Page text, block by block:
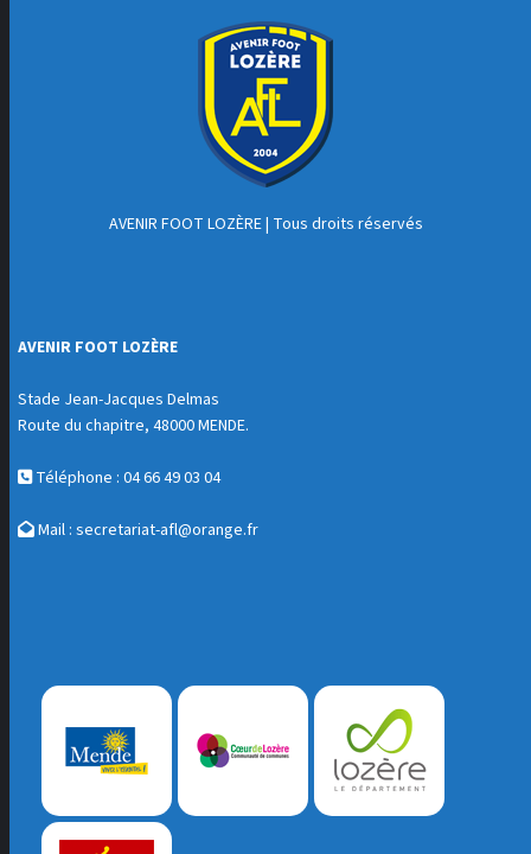
AVENIR FOOT LOZÈRE| Tous droits réservés
AVENIR FOOT LOZÈRE
Stade Jean-Jacques Delmas
Route du chapitre, 48000 MENDE.
Téléphone : 04 66 49 03 04
Mail : secretariat-afl@orange.fr